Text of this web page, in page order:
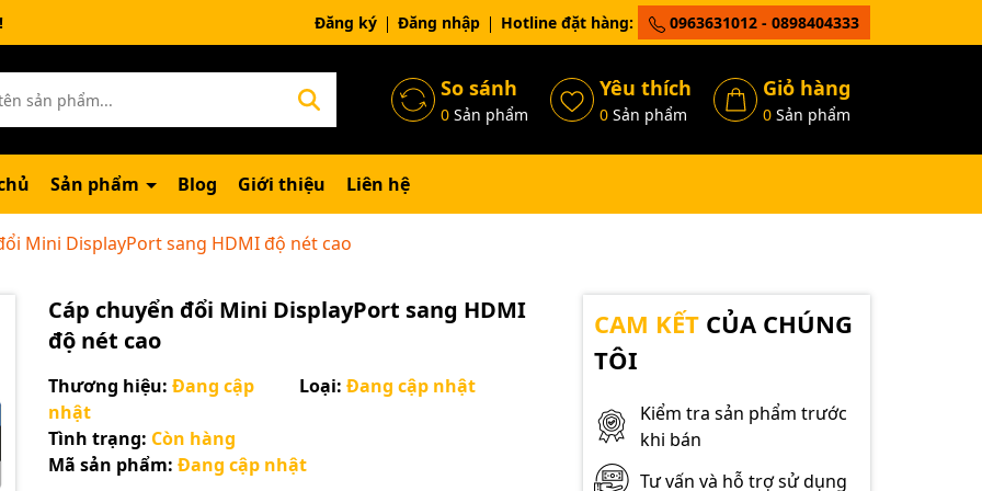
chờ đợi bạn Đăng ký Đăng nhập Hotline đặt hàng: 0963631012 - 0898404333
So sánh
0Sản phẩm
Yêu thích
0Sản phẩm
Giỏ hàng
0Sản phẩm
Sản phẩm Blog Giới thiệu Liên hệ
Mini DisplayPort sang HDMI độ nét cao
Cáp chuyển đổi Mini DisplayPort sang HDMI
độ nét cao
Thương hiệu: Đang cập
nhật
Loại: Đang cập nhật
Tình trạng: Còn hàng
Mã sản phẩm: Đang cập nhật
CAM KẾTCỦA CHÚNG
TÔI
Kiểm tra sản phẩm trước
khi bán
Tư vấn và hỗ trợ sử dụng